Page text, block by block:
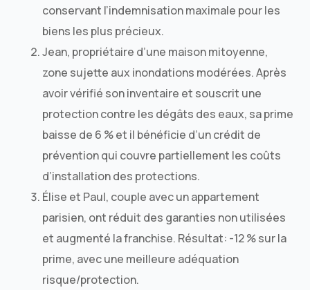
conservant l’indemnisation maximale pour les
biens les plus précieux.
Jean, propriétaire d’une maison mitoyenne,
zone sujette aux inondations modérées. Après
avoir vérifié son inventaire et souscrit une
protection contre les dégâts des eaux, sa prime
baisse de 6 % et il bénéficie d’un crédit de
prévention qui couvre partiellement les coûts
d’installation des protections.
Élise et Paul, couple avec un appartement
parisien, ont réduit des garanties non utilisées
et augmenté la franchise. Résultat: -12 % sur la
prime, avec une meilleure adéquation
risque/protection.